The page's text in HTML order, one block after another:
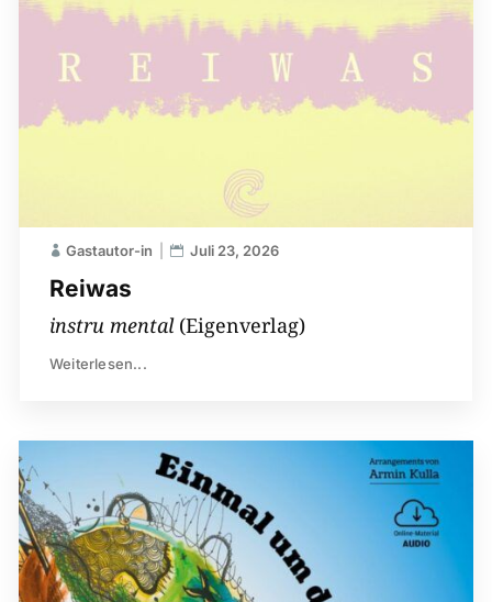
Reiwas
Gastautor-in Juli 23, 2026
instru mental(Eigenverlag)
Weiterlesen...